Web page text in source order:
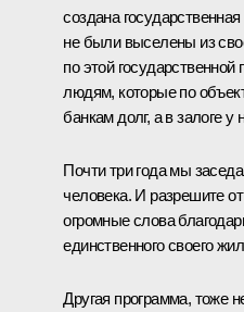
создана
не были выселены из
по этой
людям, которые по
банкам долг, а в залоге
Почти три года мы
человека. И разрешите
огромные слова
единственного своего
Другая программа, тоже